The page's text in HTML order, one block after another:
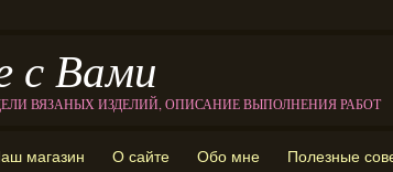
с Вами
ВЯЗАНЫХ ИЗДЕЛИЙ, ОПИСАНИЕ ВЫПОЛНЕНИЯ РАБОТ
магазин О сайте Обо мне Полезные